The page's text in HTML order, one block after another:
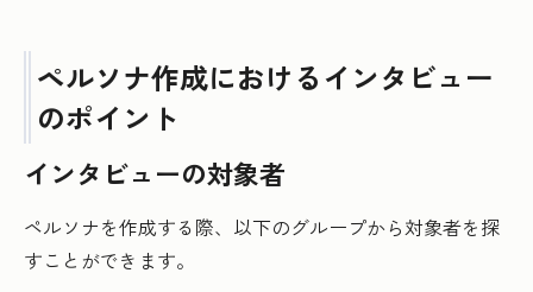
ペルソナ作成におけるインタビュー
のポイント
インタビューの対象者
ペルソナを作成する際、以下のグループから対象者を探
すことができます。